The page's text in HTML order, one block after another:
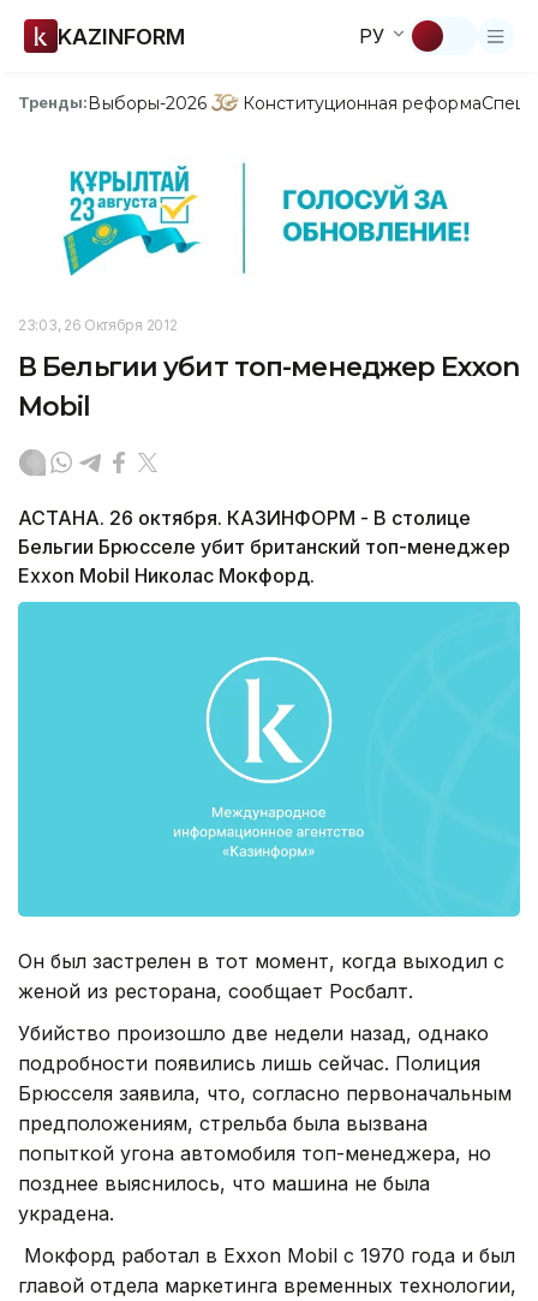
KAZINFORM РУ
Тренды:Выборы-2026 Конституционная реформа
23:03, 26 Октября 2012
В Бельгии убит топ-менеджер Exxon
Mobil
АСТАНА. 26 октября. КАЗИНФОРМ - В столице
Бельгии Брюсселе убит британский топ-менеджер
Exxon Mobil Николас Мокфорд.
Он был застрелен в тот момент, когда выходил с
женой из ресторана, сообщает Росбалт.
Убийство произошло две недели назад, однако
подробности появились лишь сейчас. Полиция
Брюсселя заявила, что, согласно первоначальным
предположениям, стрельба была вызвана
попыткой угона автомобиля топ-менеджера, но
позднее выяснилось, что машина не была
украдена.
Мокфорд работал в Exxon Mobil с 1970 года и был
главой отдела маркетинга временных технологии,